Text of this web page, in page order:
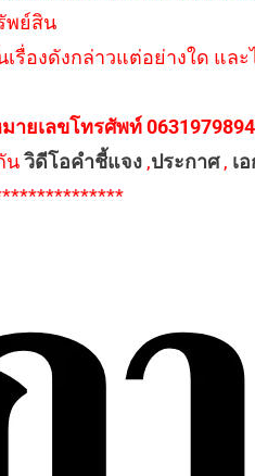
พย์สิน
รื่องดังกล่าวแต่อย่างใด แ
ายเลขโทรศัพท์
นวิดีโอคำชี้แจง,ประกาศ, เ